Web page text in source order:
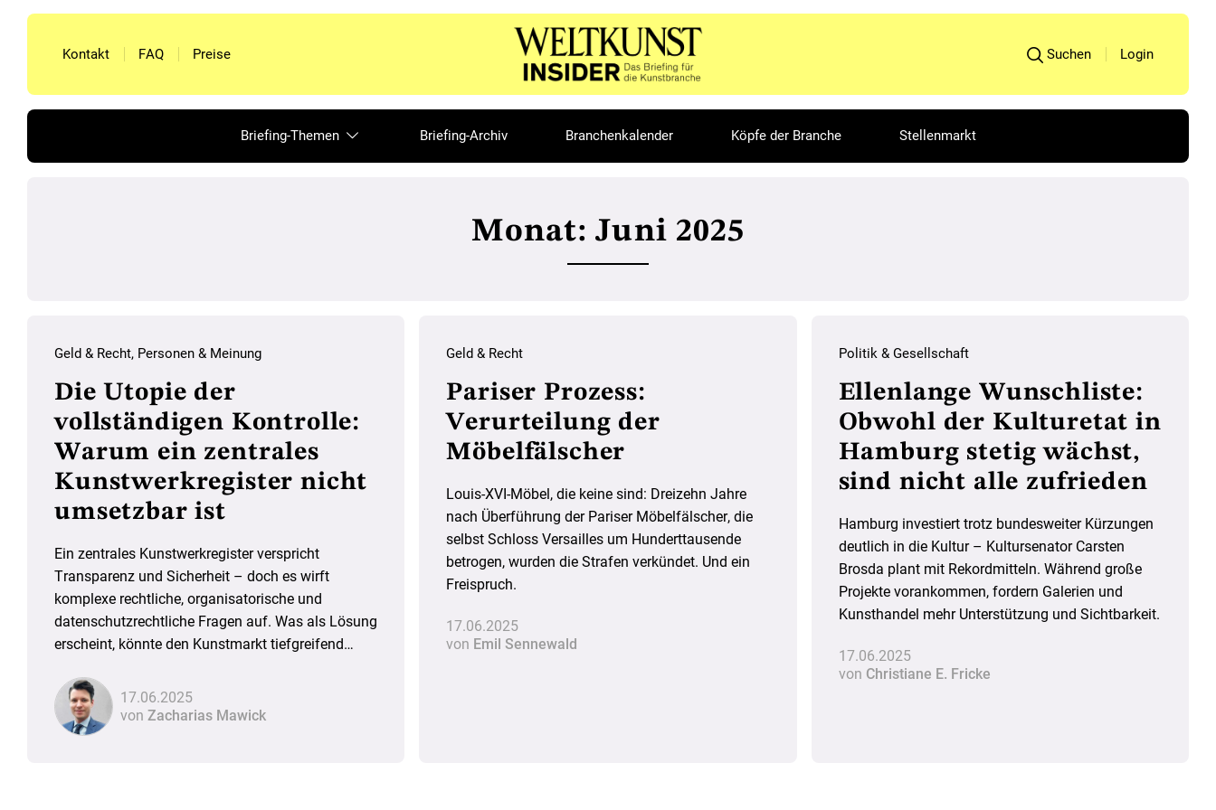
Kontakt FAQ Preise Suchen Login
Briefing-Themen Briefing-Archiv Branchenkalender Köpfe der Branche Stellenmarkt
Monat:Juni 2025
Geld & Recht, Personen & Meinung
Die Utopie der
vollständigen Kontrolle:
Warum ein zentrales
Kunstwerkregister nicht
umsetzbar ist
Ein zentrales Kunstwerkregister verspricht
Transparenz und Sicherheit – doch es wirft
komplexe rechtliche, organisatorische und
datenschutzrechtliche Fragen auf. Was als Lösung
erscheint, könnte den Kunstmarkt tiefgreifend
17.06.2025
von Zacharias Mawick
Geld & Recht
Pariser Prozess:
Verurteilung der
Möbelfälscher
Louis-XVI-Möbel, die keine sind: Dreizehn Jahre
nach Überführung der Pariser Möbelfälscher, die
selbst Schloss Versailles um Hunderttausende
betrogen, wurden die Strafen verkündet. Und ein
Freispruch.
17.06.2025
von Emil Sennewald
Politik & Gesellschaft
Ellenlange Wunschliste:
Obwohl der Kulturetat in
Hamburg stetig wächst,
sind nicht alle zufrieden
Hamburg investiert trotz bundesweiter Kürzungen
deutlich in die Kultur – Kultursenator Carsten
Brosda plant mit Rekordmitteln. Während große
Projekte vorankommen, fordern Galerien und
Kunsthandel mehr Unterstützung und Sichtbarkeit.
17.06.2025
von Christiane E. Fricke